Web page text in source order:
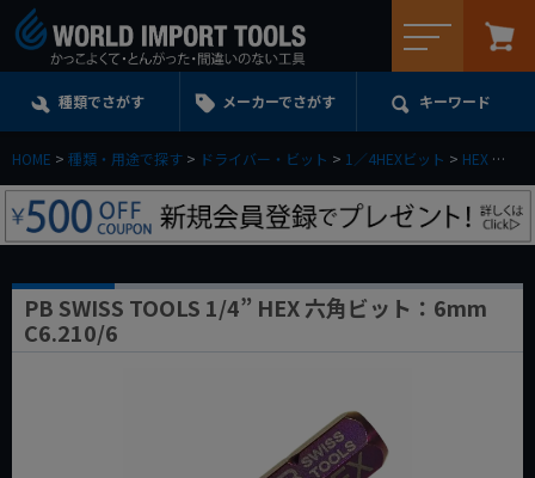
種類でさがす メーカーでさがす キーワード
HOME 種類・用途で探す ドライバー・ビット 1／4HEXビット HEX
PB SWISS TOOLS 1/4” HEX 六角ビット：6mm
C6.210/6